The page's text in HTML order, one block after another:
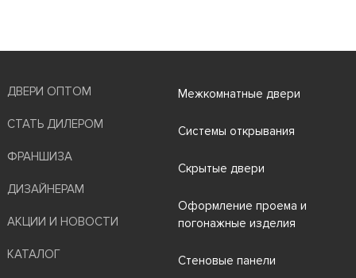
ДВЕРИ ОПТОМ
СТАТЬ ДИЛЕРОМ
ФРАНШИЗА
ДИЗАЙНЕРАМ
АКЦИИ И НОВОСТИ
КАТАЛОГ
Межкомнатные двери
Системы открывания
Скрытые двери
Оформление проема и
погонажные изделия
Стеновые панели